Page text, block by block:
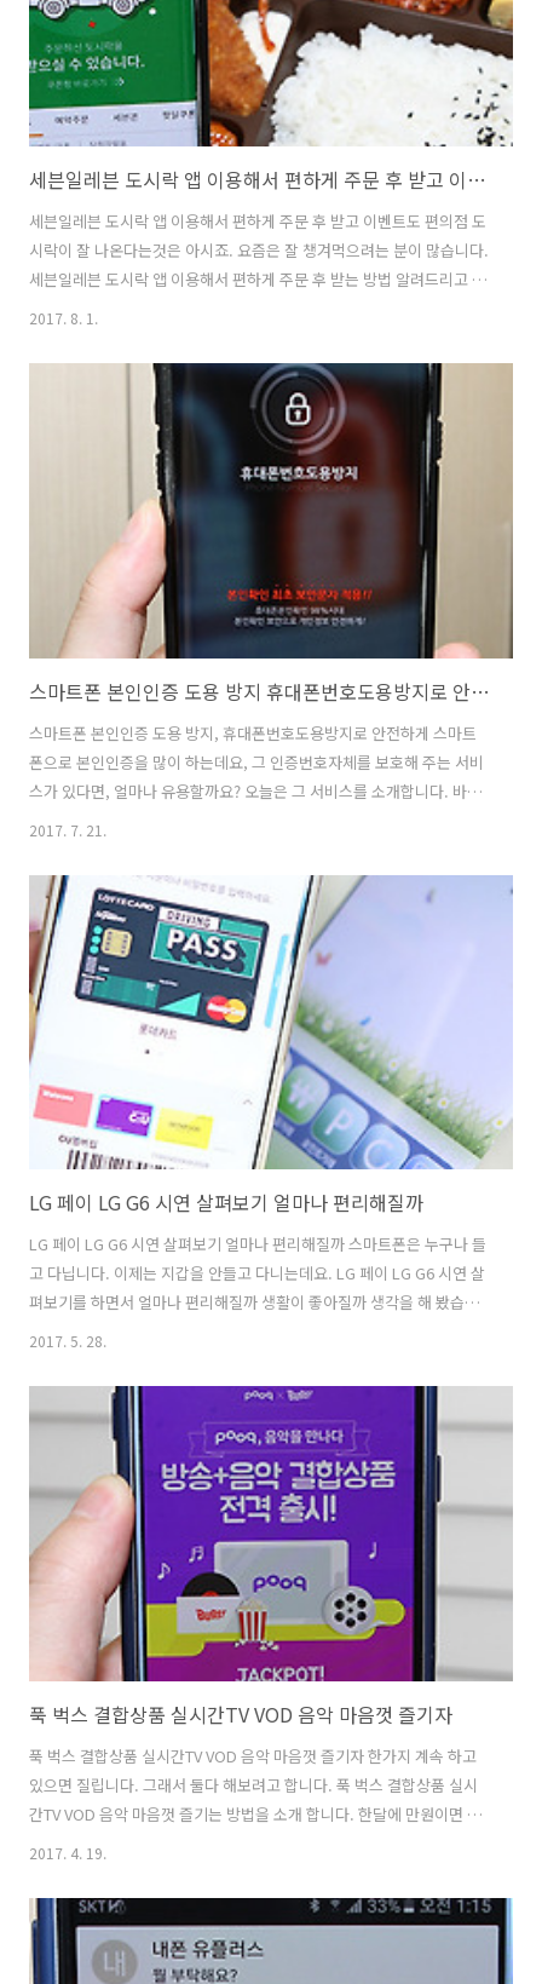
세븐일레븐 도시락 앱 이용해서 편하게 주문 후 받고 이벤트도
세븐일레븐 도시락 앱 이용해서 편하게 주문 후 받고 이벤트도 편의점 도
시락이 잘 나온다는것은 아시죠. 요즘은 잘 챙겨먹으려는 분이 많습니다.
세븐일레븐 도시락 앱 이용해서 편하게 주문 후 받는 방법 알려드리고 이
벤트도 응모하는 방법 알려드릴께요. 세븐일레븐 도시락은 매장에 직접
니다. 매장에 갑자기 가서 자신이 원하는 도시락을 사고 싶었는데 없어서
못사는 그런 불상사를 막아줍니다. 도시락을 딱 받고 싶은 시간에 가까운
매장에서 받을 수 있도록 해줍니다. 저도 찾아보니 집 바로 근처에 매장
에서 예약 후 받을 수 있었는데요. 요즘은 컵라면이랑 김밥 이렇게 먹는
분들보다는 좀 잘 되어있는 도시락을 저렴하게 먹는 분들이 훨씬 많습니
2017. 8. 1.
스마트폰 본인인증 도용 방지 휴대폰번호도용방지로 안전하게
스마트폰 본인인증 도용 방지, 휴대폰번호도용방지로 안전하게 스마트
폰으로 본인인증을 많이 하는데요, 그 인증번호자체를 보호해 주는 서비
스가 있다면, 얼마나 유용할까요? 오늘은 그 서비스를 소개합니다. 바로
스마트폰으로 인증을 해서 본인임을 확인하는 것이죠. 민앤지 휴대폰번
호보호서비스는 스마트 폰으로 날아오는 인증번호 자체를 암호화해서
보내주고 미리 설정해 둔 비밀번호 6자리를 입력해야만 실제 인증번호를
볼 수 있도록 보안해줍니다. 이 서비스를 이용하면 다른 사람이 스마트
폰을 탈취하거나 또는 인증번호를 중간에서 가로채더라도 볼 수 없도록
막아줍니다. 스마트폰 본인인증, 도용..
2017. 7. 21.
LG 페이 LG G6 시연 살펴보기 얼마나 편리해질까
LG 페이 LG G6 시연 살펴보기 얼마나 편리해질까 스마트폰은 누구나 들
고 다닙니다. 이제는 지갑을 안들고 다니는데요. LG 페이 LG G6 시연 살
펴보기를 하면서 얼마나 편리해질까 생활이 좋아질까 생각을 해 봤습니
다. WIS 에서 살펴봤는데요. LG 페이는 LG G6 업데이트를 통해서 적용
도 될지도 모르겠네요. 퀵페이 기능 결제시 멤버쉽 카드 선택 기능이 가
능 합니다. 실생활에서 실제로 사용해보면 무척 편리하긴 한데요. 지갑
들고나오지 않고 그냥 스마트폰 들고 밖에 나왔을 때 정말 편리하죠. LG
페이 LG G6 시연 살펴보기 얼마나 편리해질까 LG 페이는 앱을 직접 실
행하거나 또는 화면에서 아래에서 위로 쓸어올리면 바로 이용이 가..
2017. 5. 28.
푹 벅스 결합상품 실시간TV VOD 음악 마음껏 즐기자
푹 벅스 결합상품 실시간TV VOD 음악 마음껏 즐기자 한가지 계속 하고
있으면 질립니다. 그래서 둘다 해보려고 합니다. 푹 벅스 결합상품 실시
간TV VOD 음악 마음껏 즐기는 방법을 소개 합니다. 한달에 만원이면 이
리고 벅스의 다양하고 생생한 고음질의 음원을 스트리밍으로 즐길 수 있
습니다. 참고로 약간의 비용을 더 추가하면 모바일이 아니라 PC와 TV에
서도 즐길 수 있습니다. Pooq X bugs 콜라보로 방송 + 음악 결합 상품이
2017. 4. 19.